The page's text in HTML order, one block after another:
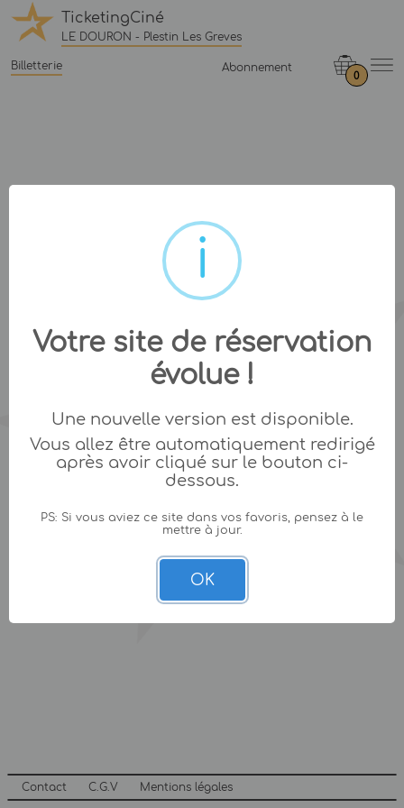
TicketingCiné
LE DOURON - Plestin Les Greves
Billetterie Abonnement
0
Contact C.G.V Mentions légales
Votre site de réservation
évolue !
Une nouvelle version est disponible.
Vous allez être automatiquement redirigé
après avoir cliqué sur le bouton ci-
dessous.
PS: Si vous aviez ce site dans vos favoris, pensez à le
mettre à jour.
OK